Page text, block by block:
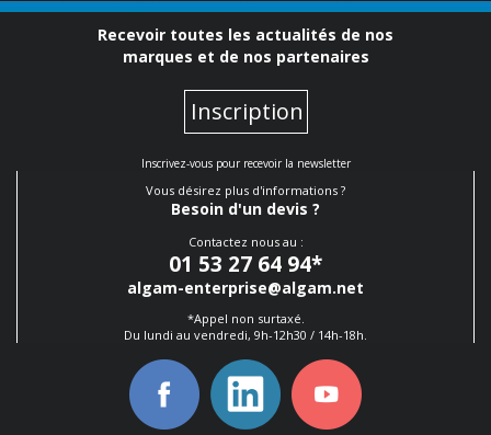
Recevoir toutes les actualités de nos
marques et de nos partenaires
Inscription
Inscrivez-vous pour recevoir la newsletter
Vous désirez plus d'informations ?
Besoin d'un devis ?
Contactez nous au :
01 53 27 64 94*
algam-enterprise@algam.net
*Appel non surtaxé.
Du lundi au vendredi, 9h-12h30 / 14h-18h.